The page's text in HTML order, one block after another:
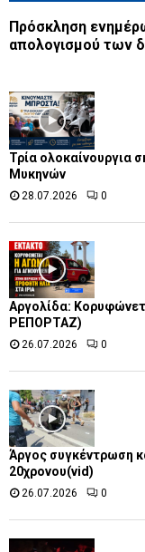
Πρόσκληση
απολογισμού των
Τρία ολοκαίνουργια
Μυκηνών
28.07.2026 0
Αργολίδα:
ΡΕΠΟΡΤΑΖ)
26.07.2026 0
Άργος συγκέντρωση
20χρονου(vid)
26.07.2026 0